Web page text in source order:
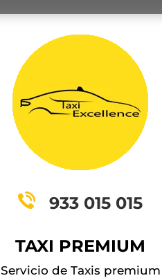
933 015 015
TAXI PREMIUM
Servicio de Taxis premium